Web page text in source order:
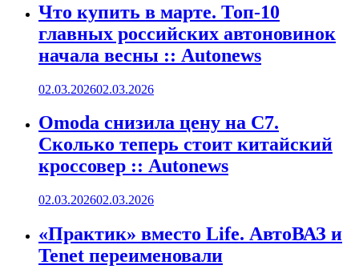
Что купить в марте. Топ-10
главных российских автоновинок
начала весны :: Autonews
02.03.202602.03.2026
Omoda снизила цену на C7.
Сколько теперь стоит китайский
кроссовер :: Autonews
02.03.202602.03.2026
«Практик» вместо Life. АвтоВАЗ и
Tenet переименовали